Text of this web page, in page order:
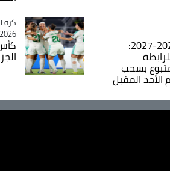
الرابطة الثانية 2026-2027:
بسحب
الأحد المقبل
كرة
22:54